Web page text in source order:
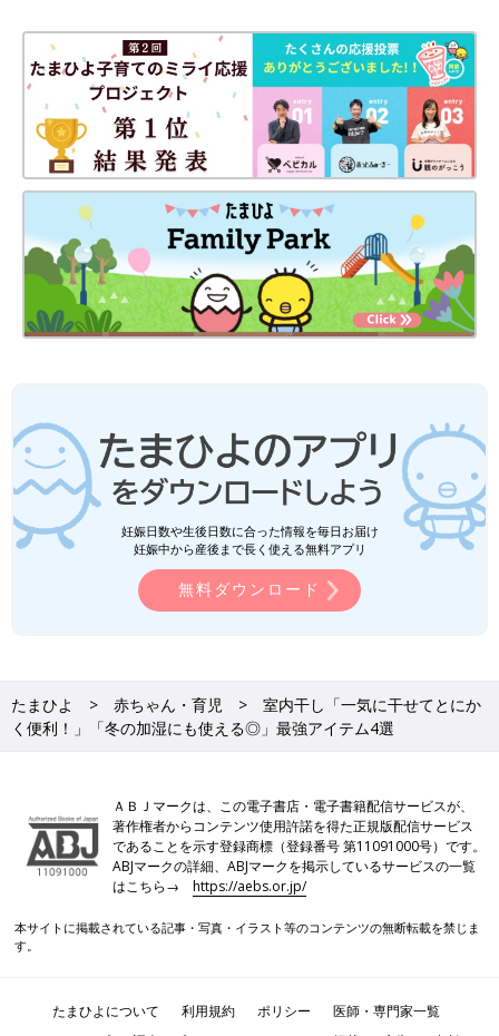
出典：Instagramアカウント「risaroom28」
りさママさんは、アイリスオーヤマの窓枠物干しを購入。冬の洗
濯物が多すぎる！とのことでこちらをゲットし、物干しスペース
が2倍になって快適なんだとか。長めのワンピや毛布も干せると
のこと。使わないときは竿受けを持ち上げるだけで、カンタンに
畳めるようですよ♪
【専門家監修】洗濯機にほうりこんでも
いいの？ ぬいぐるみや、おもちゃの洗
い方
梅雨の時期や猛暑日には外に遊びに行けず、お
部屋の中でおもちゃを出して遊ぶことが増えま
すね。ぬいぐるみ、ブロック、キャラクターフ
おもちゃのお手入れ方法について、収納コンサ
ルタントの有賀照枝さんに聞きました。
ときにご紹介したアイテムを使えば、しっかり干せて加湿として
も役立ちますね。ぜひこの冬に向けてチェックしてみてください
♪
●記事内容でご紹介している投稿、リンク先は、削除される場合
があります。あらかじめご了承ください。
●記事の内容は2023年11月の情報で、現在と異なる場合がありま
●記事内の価格はすべて税込み、2023年11月時点のものです。
妊娠日数や生後日数に合った情報を毎日お届け
妊娠中から産後まで長く使える無料アプリ
無料ダウンロード
たまひよ 赤ちゃん・育児
室内干し「一気に干せてとにか
く便利！」「冬の加湿にも使える◎」最強アイテム4選
ＡＢＪマークは、この電子書店・電子書籍配信サービスが、
著作権者からコンテンツ使用許諾を得た正規版配信サービス
であることを示す登録商標（登録番号 第11091000号）です。
ABJマークの詳細、ABJマークを掲示しているサービスの一覧
はこちら→https://aebs.or.jp/
本サイトに掲載されている記事・写真・イラスト等のコンテンツの無断転載を禁じま
す。
たまひよについて 利用規約 ポリシー
医師・専門家一覧